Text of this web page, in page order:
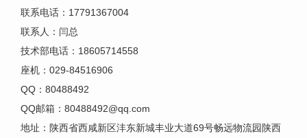
联系电话：17791367004
联系人：闫总
技术部电话：18605714558
座机：029-84516906
QQ：80488492
QQ邮箱：80488492@qq.com
地址：陕西省西咸新区沣东新城丰业大道69号畅远物流园陕西